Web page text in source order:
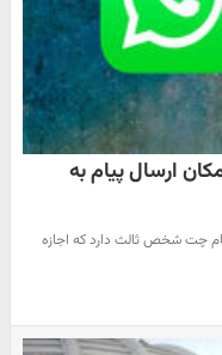
ارسال پیام به
چت شخص ثالث دارد که اجازه